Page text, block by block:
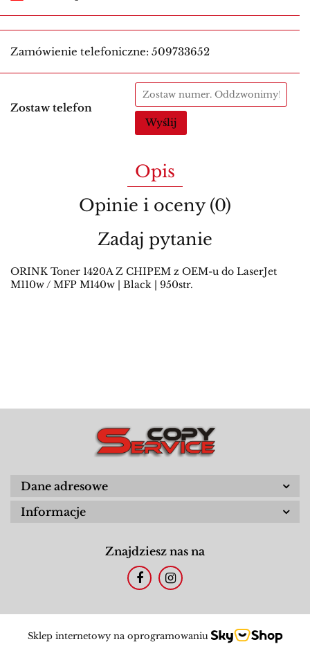
Zamówienie telefoniczne: 509733652
Zostaw telefon
Wyślij
Opis
Opinie i oceny (0)
Zadaj pytanie
ORINK Toner 1420A Z CHIPEM z OEM-u do LaserJet
M110w / MFP M140w | Black | 950str.
Dane adresowe
Informacje
Znajdziesz nas na
Sklep internetowy na oprogramowaniu